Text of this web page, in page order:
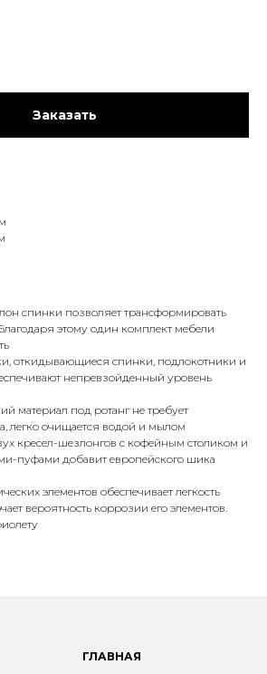
Заказать
спинки позволяет трансформировать
этому один комплект мебели
откидывающиеся спинки, подлокотники и
непревзойденный уровень
материал под ротанг не требует
легко очищается водой и мылом
кресел-шезлонгов с кофейным столиком и
пуфами добавит европейского шика
элементов обеспечивает легкость
вероятность коррозии его элементов.
ГЛАВНАЯ